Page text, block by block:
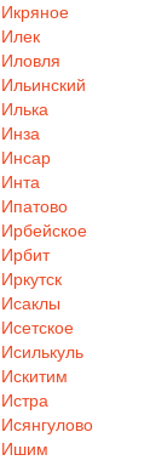
Икряное
Илек
Иловля
Ильинский
Илька
Инза
Инсар
Инта
Ипатово
Ирбейское
Ирбит
Иркутск
Исаклы
Исетское
Исилькуль
Искитим
Истра
Исянгулово
Ишим